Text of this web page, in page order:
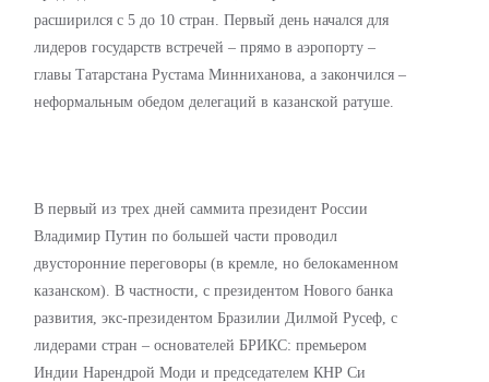
расширился с 5 до 10 стран. Первый день начался для
лидеров государств встречей – прямо в аэропорту –
главы Татарстана Рустама Минниханова, а закончился –
неформальным обедом делегаций в казанской ратуше.
В первый из трех дней саммита президент России
Владимир Путин по большей части проводил
двусторонние переговоры (в кремле, но белокаменном
казанском). В частности, с президентом Нового банка
развития, экс-президентом Бразилии Дилмой Русеф, с
лидерами стран – основателей БРИКС: премьером
Индии Нарендрой Моди и председателем КНР Си